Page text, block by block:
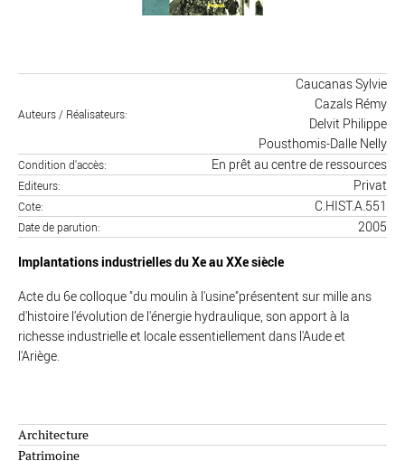
Architecture
Patrimoine
Auteurs / Réalisateurs
Caucanas Sylvie
Cazals Rémy
Delvit Philippe
Pousthomis-Dalle Nelly
Condition d'accès En prêt au centre de ressources
Editeurs Privat
Cote C.HIST.A.551
Date de parution 2005
Implantations industrielles du Xe au XXe siècle
Acte du 6e colloque "du moulin à l'usine"présentent sur mille ans
d'histoire l'évolution de l'énergie hydraulique, son apport à la
richesse industrielle et locale essentiellement dans l'Aude et
l'Ariège.